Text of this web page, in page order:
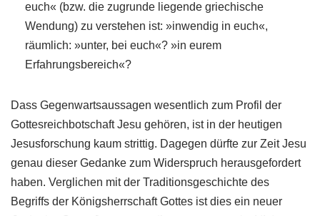
euch« (bzw. die zugrunde liegende griechische
Wendung) zu verstehen ist: »inwendig in euch«,
räumlich: »unter, bei euch«? »in eurem
Erfahrungsbereich«?
Dass Gegenwartsaussagen wesentlich zum Profil der
Gottesreichbotschaft Jesu gehören, ist in der heutigen
Jesusforschung kaum strittig. Dagegen dürfte zur Zeit Jesu
genau dieser Gedanke zum Widerspruch herausgefordert
haben. Verglichen mit der Traditionsgeschichte des
Begriffs der Königsherrschaft Gottes ist dies ein neuer